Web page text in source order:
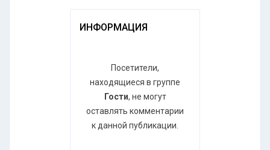
ИНФОРМАЦИЯ
Посетители,
находящиеся в группе
Гости, не могут
оставлять комментарии
к данной публикации.